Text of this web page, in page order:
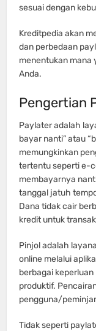
sesuai dengan
Kreditpedia akan
dan perbedaan
menentukan mana
Anda.
Pengertian
Paylater adalah
bayar nanti” atau
memungkinkan
tertentu seperti e-
membayarnya
tanggal jatuh
Dana tidak cair
kredit untuk
Pinjol adalah
online melalui
berbagai
produktif.
pengguna/
Tidak seperti